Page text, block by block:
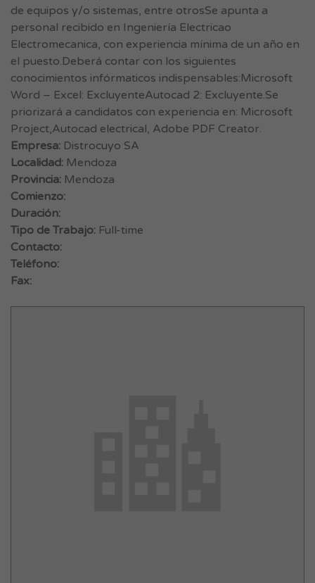
de equipos y/o sistemas, entre otrosSe apunta a
personal recibido en Ingeniería Electricao
Electromecanica, con experiencia mínima de un año en
el puesto.Deberá contar con los siguientes
conocimientos infórmaticos indispensables:Microsoft
Word – Excel: ExcluyenteAutocad 2: Excluyente.Se
priorizará a candidatos con experiencia en: Microsoft
Project,Autocad electrical, Adobe PDF Creator.
Empresa: Distrocuyo SA
Localidad: Mendoza
Provincia: Mendoza
Comienzo:
Duración:
Tipo de Trabajo: Full-time
Contacto:
Teléfono:
Fax: